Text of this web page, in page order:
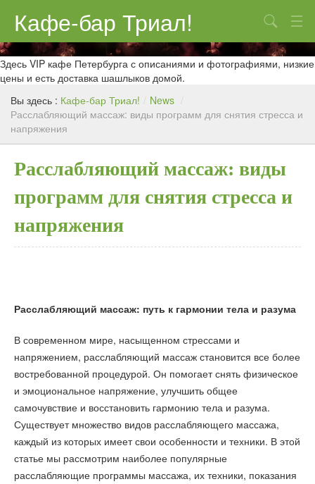
Кафе-бар Триал!
О нас
Меню
Контакты
Реклама
Поиск
Здесь VIP кафе Петербурга с описаниями и фотографиями, низкие
цены и есть доставка шашлыков домой.
Вы здесь : Кафе-бар Триал! / News /
Расслабляющий массаж: виды программ для снятия стресса и
напряжения
Расслабляющий массаж: виды
программ для снятия стресса и
напряжения
Расслабляющий массаж: путь к гармонии тела и разума
В современном мире, насыщенном стрессами и
напряжением, расслабляющий массаж становится все более
востребованной процедурой. Он помогает снять физическое
и эмоциональное напряжение, улучшить общее
самочувствие и восстановить гармонию тела и разума.
Существует множество видов расслабляющего массажа,
каждый из которых имеет свои особенности и техники. В этой
статье мы рассмотрим наиболее популярные
расслабляющие программы массажа, их техники, показания